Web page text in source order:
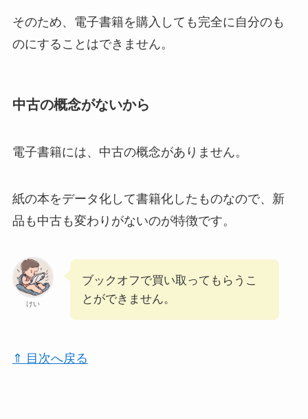
そのため、電子書籍を購入しても完全に自分のも
のにすることはできません。
中古の概念がないから
電子書籍には、中古の概念がありません。
紙の本をデータ化して書籍化したものなので、新
品も中古も変わりがないのが特徴です。
けい
ブックオフで買い取ってもらうこ
とができません。
⇑ 目次へ戻る